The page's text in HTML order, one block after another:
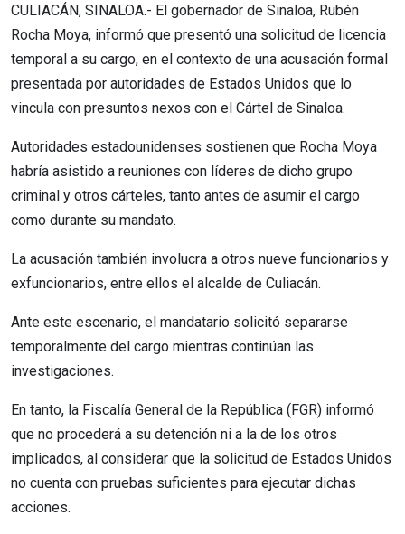
CULIACÁN, SINALOA.- El gobernador de Sinaloa, Rubén
Rocha Moya, informó que presentó una solicitud de licencia
temporal a su cargo, en el contexto de una acusación formal
presentada por autoridades de Estados Unidos que lo
vincula con presuntos nexos con el Cártel de Sinaloa.
Autoridades estadounidenses sostienen que Rocha Moya
habría asistido a reuniones con líderes de dicho grupo
criminal y otros cárteles, tanto antes de asumir el cargo
como durante su mandato.
La acusación también involucra a otros nueve funcionarios y
exfuncionarios, entre ellos el alcalde de Culiacán.
Ante este escenario, el mandatario solicitó separarse
temporalmente del cargo mientras continúan las
investigaciones.
En tanto, la Fiscalía General de la República (FGR) informó
que no procederá a su detención ni a la de los otros
implicados, al considerar que la solicitud de Estados Unidos
no cuenta con pruebas suficientes para ejecutar dichas
acciones.